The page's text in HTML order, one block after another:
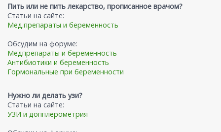
Пить или не пить лекарство, прописанное врачом?
Статьи на сайте:
Мед.препараты и беременность
Обсудим на форуме:
Медпрепараты и беременность
Антибиотики и беременность
Гормональные при беременности
Нужно ли делать узи?
Статьи на сайте:
УЗИ и допплерометрия